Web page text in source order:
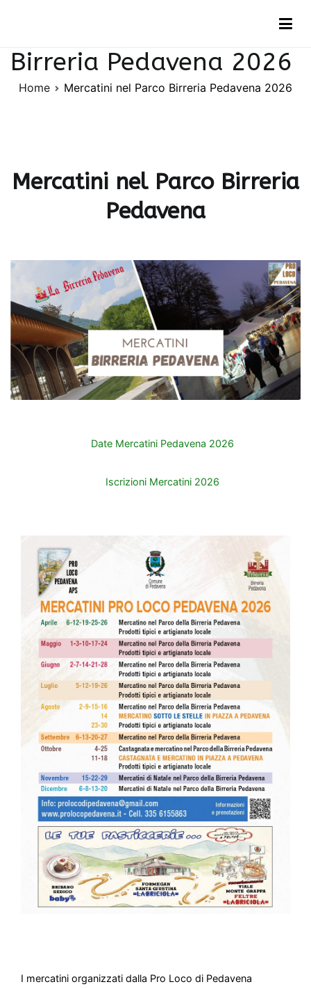
Birreria Pedavena 2026
Home Mercatini nel Parco Birreria Pedavena 2026
Mercatini nel Parco Birreria
Pedavena
Date Mercatini Pedavena 2026
Iscrizioni Mercatini 2026
I mercatini organizzati dalla Pro Loco di Pedavena